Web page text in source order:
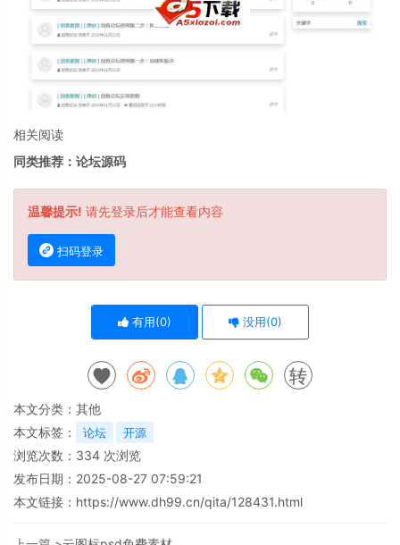
相关阅读
同类推荐： 论坛源码
温馨提示! 请先登录后才能查看内容
扫码登录
有用(0) 没用(0)
转
本文分类： 其他
本文标签：
论坛 开源
浏览次数： 334 次浏览
发布日期：2025-08-27 07:59:21
本文链接： https://www.dh99.cn/qita/128431.html